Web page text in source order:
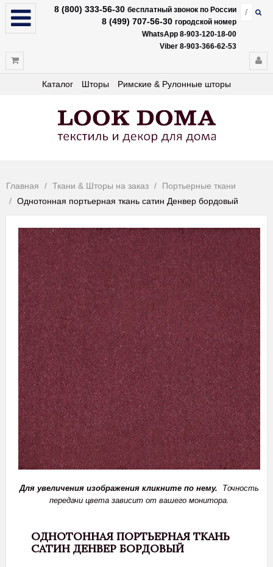
8 (800) 333-56-30 бесплатный звонок по России
8 (499) 707-56-30 городской номер
WhatsApp 8-903-120-18-00
Viber 8-903-366-62-53
Каталог Шторы Римские & Рулонные шторы
Главная Ткани & Шторы на заказ
Портьерные ткани
Однотонная портьерная ткань сатин Денвер бордовый
Для увеличения изображения кликните по нему. Точность
передачи цвета зависит от вашего монитора.
ОДНОТОННАЯ ПОРТЬЕРНАЯ ТКАНЬ
САТИН ДЕНВЕР БОРДОВЫЙ